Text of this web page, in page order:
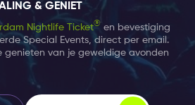
& GENIET
Nightlife Ticket® en bevestiging
Special Events, direct per email.
genieten van je geweldige avonden